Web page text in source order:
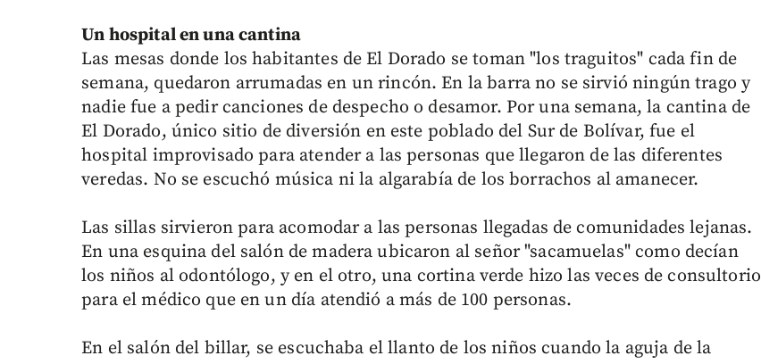
Un hospital en una cantina
Las mesas donde los habitantes de El Dorado se toman "los traguitos" cada fin de
semana, quedaron arrumadas en un rincón. En la barra no se sirvió ningún trago y
nadie fue a pedir canciones de despecho o desamor. Por una semana, la cantina de
El Dorado, único sitio de diversión en este poblado del Sur de Bolívar, fue el
hospital improvisado para atender a las personas que llegaron de las diferentes
veredas. No se escuchó música ni la algarabía de los borrachos al amanecer.
Las sillas sirvieron para acomodar a las personas llegadas de comunidades lejanas.
En una esquina del salón de madera ubicaron al señor "sacamuelas" como decían
los niños al odontólogo, y en el otro, una cortina verde hizo las veces de consultorio
para el médico que en un día atendió a más de 100 personas.
En el salón del billar, se escuchaba el llanto de los niños cuando la aguja de la